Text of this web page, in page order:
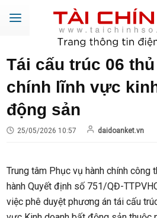
Tái cấu trúc 06
chính lĩnh vực
động sản
25/05/2026 10:57 daidoanket.vn
Trung tâm Phục vụ hành chính công
hành Quyết định số 751/QĐ-
việc phê duyệt phương án tái cấu